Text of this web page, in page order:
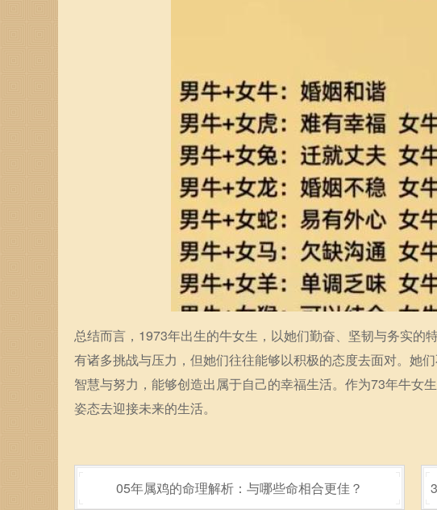
总结而言，1973年出生的牛女生，以她们勤奋、坚韧与务实的
有诸多挑战与压力，但她们往往能够以积极的态度去面对。她
智慧与努力，能够创造出属于自己的幸福生活。作为73年牛女
姿态去迎接未来的生活。
05年属鸡的命理解析：与哪些命相合更佳？